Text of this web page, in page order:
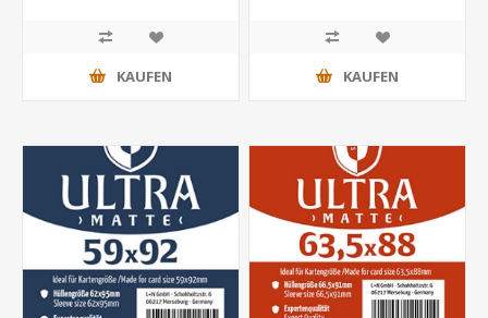
KAUFEN KAUFEN